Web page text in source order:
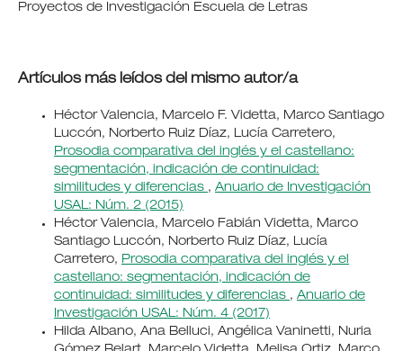
Proyectos de Investigación Escuela de Letras
Artículos más leídos del mismo autor/a
Héctor Valencia, Marcelo F. Videtta, Marco Santiago
Luccón, Norberto Ruiz Díaz, Lucía Carretero,
Prosodia comparativa del inglés y el castellano:
segmentación, indicación de continuidad:
similitudes y diferencias , Anuario de Investigación
USAL: Núm. 2 (2015)
Héctor Valencia, Marcelo Fabián Videtta, Marco
Santiago Luccón, Norberto Ruiz Díaz, Lucía
Carretero, Prosodia comparativa del inglés y el
castellano: segmentación, indicación de
continuidad: similitudes y diferencias , Anuario de
Investigación USAL: Núm. 4 (2017)
Hilda Albano, Ana Belluci, Angélica Vaninetti, Nuria